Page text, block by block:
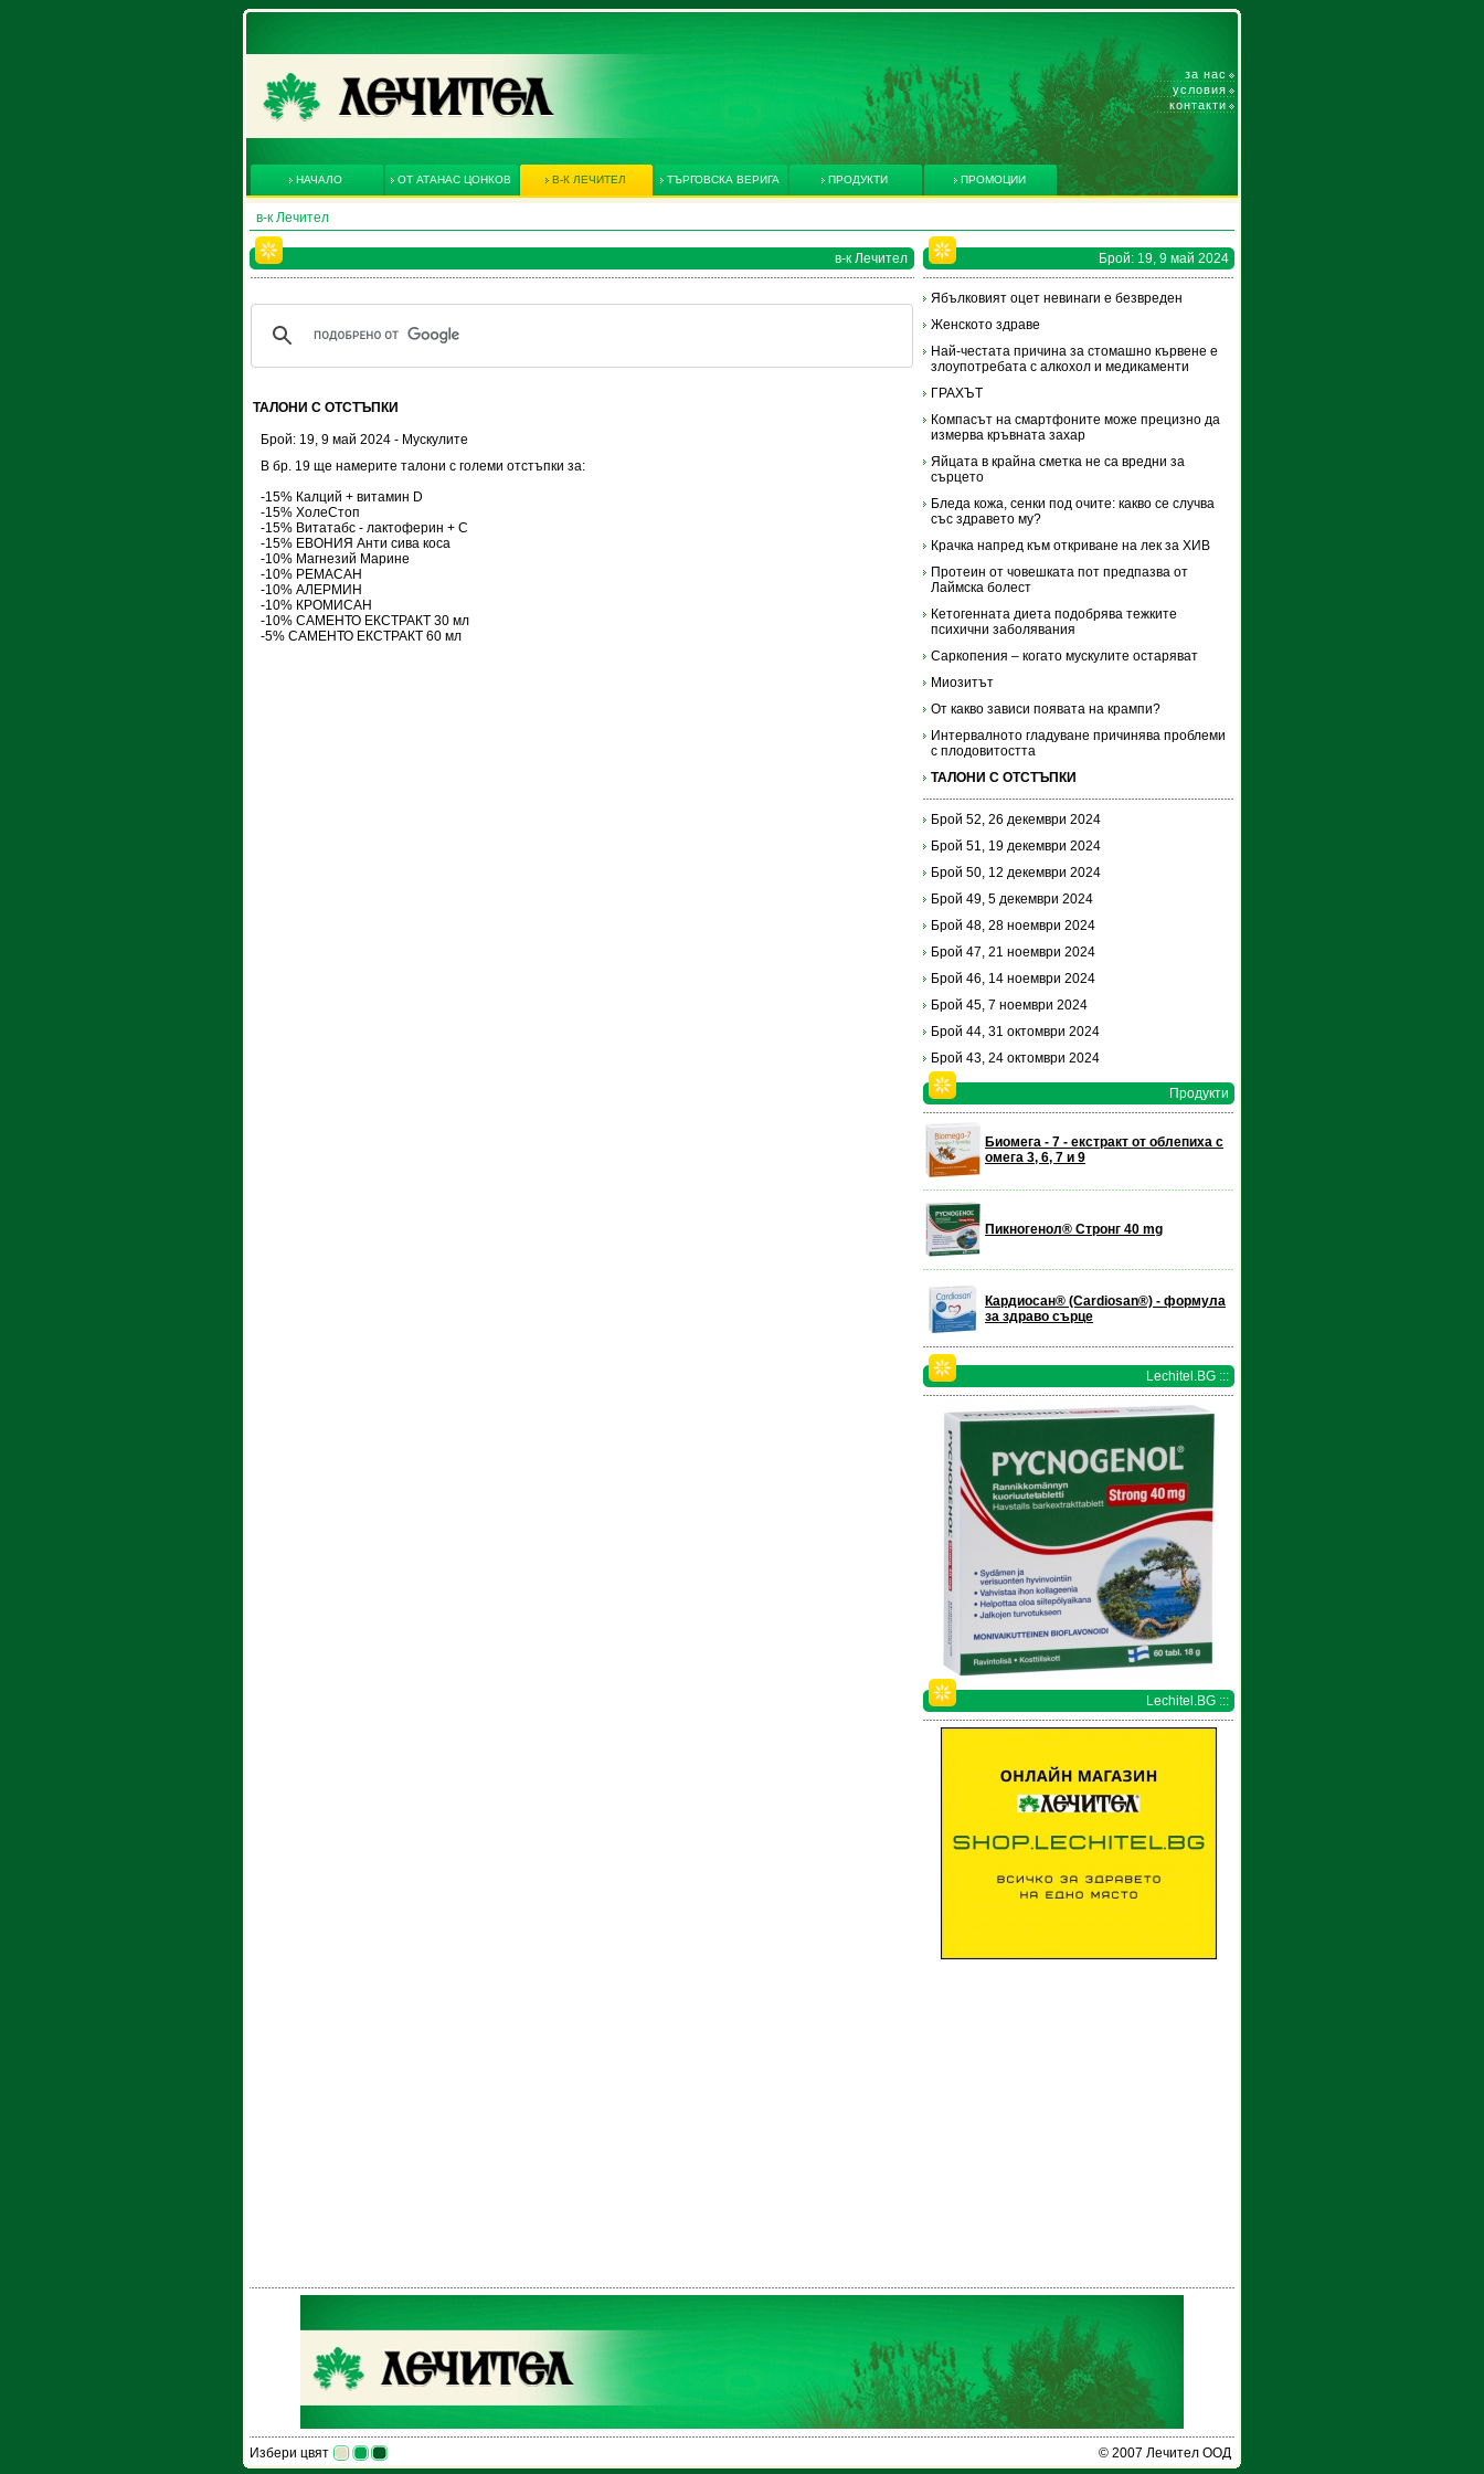
за нас
условия
контакти
НАЧАЛО ОТ АТАНАС ЦОНКОВ В-К ЛЕЧИТЕЛ ТЪРГОВСКА ВЕРИГА ПРОДУКТИ ПРОМОЦИИ
в-к Лечител
в-к Лечител
ТАЛОНИ С ОТСТЪПКИ
Брой: 19, 9 май 2024 - Мускулите
В бр. 19 ще намерите талони с големи отстъпки за:
-15% Калций + витамин D
-15% ХолеСтоп
-15% Витатабс - лактоферин + С
-15% ЕВОНИЯ Анти сива коса
-10% Магнезий Марине
-10% РЕМАСАН
-10% АЛЕРМИН
-10% КРОМИСАН
-10% САМЕНТО ЕКСТРАКТ 30 мл
-5% САМЕНТО ЕКСТРАКТ 60 мл
Брой: 19, 9 май 2024
Ябълковият оцет невинаги е безвреден
Женското здраве
Най-честата причина за стомашно кървене е
злоупотребата с алкохол и медикаменти
ГРАХЪТ
Компасът на смартфоните може прецизно да
измерва кръвната захар
Яйцата в крайна сметка не са вредни за
сърцето
Бледа кожа, сенки под очите: какво се случва
със здравето му?
Крачка напред към откриване на лек за ХИВ
Протеин от човешката пот предпазва от
Лаймска болест
Кетогенната диета подобрява тежките
психични заболявания
Саркопения – когато мускулите остаряват
Миозитът
От какво зависи появата на крампи?
Интервалното гладуване причинява проблеми
с плодовитостта
ТАЛОНИ С ОТСТЪПКИ
Брой 52, 26 декември 2024
Брой 51, 19 декември 2024
Брой 50, 12 декември 2024
Брой 49, 5 декември 2024
Брой 48, 28 ноември 2024
Брой 47, 21 ноември 2024
Брой 46, 14 ноември 2024
Брой 45, 7 ноември 2024
Брой 44, 31 октомври 2024
Брой 43, 24 октомври 2024
Продукти
Биомега - 7 - екстракт от облепиха с
омега 3, 6, 7 и 9
Пикногенол® Стронг 40 mg
Кардиосан® (Cardiosan®) - формула
за здраво сърце
Lechitel.BG :::
Lechitel.BG :::
Избери цвят © 2007 Лечител ООД